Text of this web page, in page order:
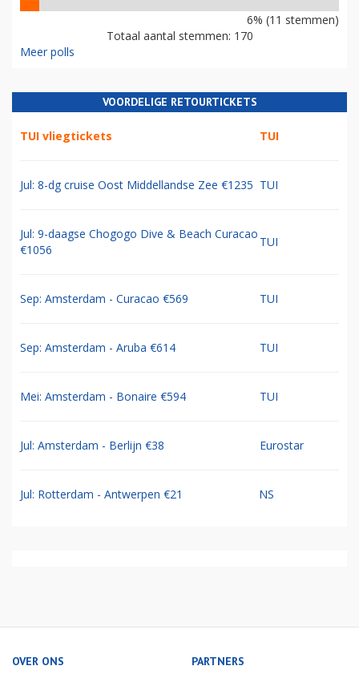
6% (11 stemmen)
Totaal aantal stemmen: 170
Meer polls
VOORDELIGE RETOURTICKETS
TUI vliegtickets TUI
Jul: 8-dg cruise Oost Middellandse Zee €1235 TUI
Jul: 9-daagse Chogogo Dive & Beach Curacao
€1056
TUI
Sep: Amsterdam - Curacao €569 TUI
Sep: Amsterdam - Aruba €614 TUI
Mei: Amsterdam - Bonaire €594 TUI
Jul: Amsterdam - Berlijn €38 Eurostar
Jul: Rotterdam - Antwerpen €21 NS
OVER ONS PARTNERS